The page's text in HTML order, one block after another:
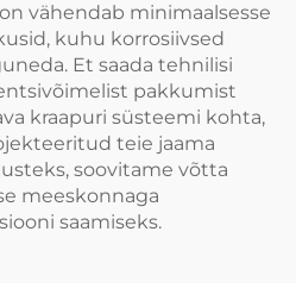
vähendab minimaalsesse
kuhu korrosiivsed
Et saada tehnilisi
pakkumist
kraapuri süsteemi kohta,
teie jaama
soovitame võtta
meeskonnaga
saamiseks.